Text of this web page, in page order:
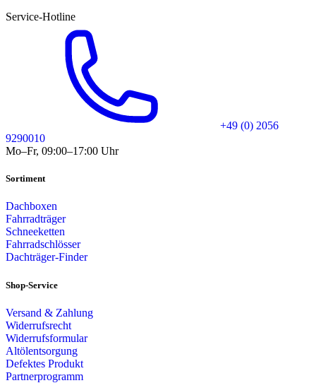
Service-Hotline
+49 (0) 2056
9290010
Mo–Fr, 09:00–17:00 Uhr
Sortiment
Dachboxen
Fahrradträger
Schneeketten
Fahrradschlösser
Dachträger-Finder
Shop-Service
Versand & Zahlung
Widerrufsrecht
Widerrufsformular
Altölentsorgung
Defektes Produkt
Partnerprogramm